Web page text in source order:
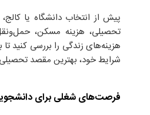
پیش از انتخاب دانشگاه یا
تحصیلی، هزینه مسکن،
هزینه‌های زندگی را بررسی کنید
شرایط خود، بهترین مقصد تحصیلی
فرصت‌های شغلی برای